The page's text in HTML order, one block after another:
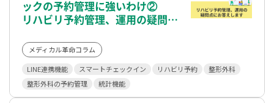
ックの予約管理に強いわけ②
リハビリ予約管理、運用の疑問点
メディカル革命コラム
LINE連携機能 スマートチェックイン リハビリ予約
整形外科
整形外科の予約管理
統計機能